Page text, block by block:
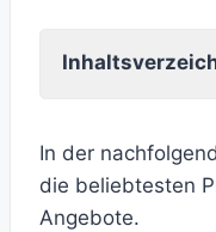
In der
die beliebtesten
Angebote.